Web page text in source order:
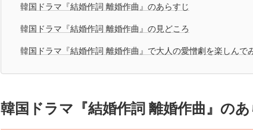
韓国ドラマ『結婚作詞 離婚作曲』のあらすじ
韓国ドラマ『結婚作詞 離婚作曲』の見どころ
韓国ドラマ『結婚作詞 離婚作曲』で大人の愛憎劇を楽しんで
韓国ドラマ『結婚作詞 離婚作曲』の